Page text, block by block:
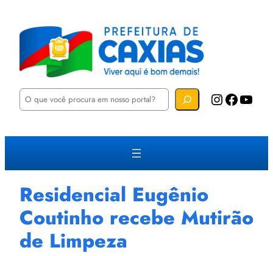
P
u
a
Instagram Facebook YouTube
Residencial Eugênio
Coutinho recebe Mutirão
de Limpeza